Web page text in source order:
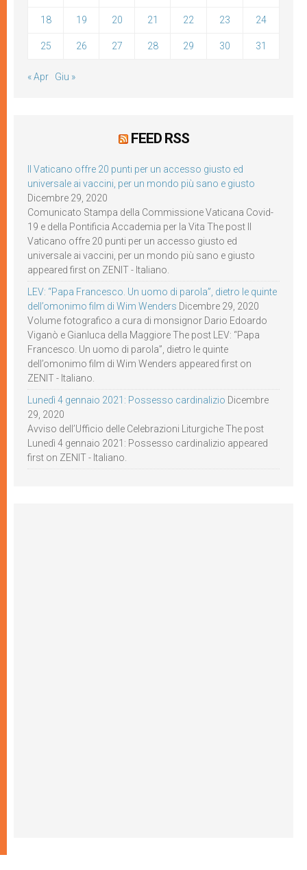
18 19 20 21 22 23 24
25 26 27 28 29 30 31
« Apr Giu »
FEED RSS
Il Vaticano offre 20 punti per un accesso giusto ed
universale ai vaccini, per un mondo più sano e giusto
Dicembre 29, 2020
Comunicato Stampa della Commissione Vaticana Covid-
19 e della Pontificia Accademia per la Vita The post Il
Vaticano offre 20 punti per un accesso giusto ed
universale ai vaccini, per un mondo più sano e giusto
appeared first on ZENIT - Italiano.
LEV: “Papa Francesco. Un uomo di parola”, dietro le quinte
dell’omonimo film di Wim Wenders Dicembre 29, 2020
Volume fotografico a cura di monsignor Dario Edoardo
Viganò e Gianluca della Maggiore The post LEV: “Papa
Francesco. Un uomo di parola”, dietro le quinte
dell’omonimo film di Wim Wenders appeared first on
ZENIT - Italiano.
Lunedì 4 gennaio 2021: Possesso cardinalizio Dicembre
29, 2020
Avviso dell’Ufficio delle Celebrazioni Liturgiche The post
Lunedì 4 gennaio 2021: Possesso cardinalizio appeared
first on ZENIT - Italiano.